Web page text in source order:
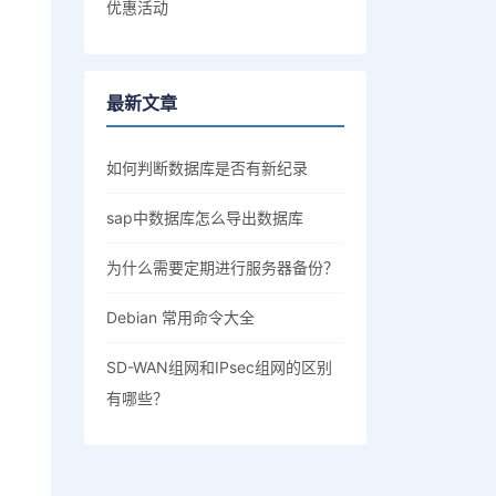
优惠活动
最新文章
如何判断数据库是否有新纪录
sap中数据库怎么导出数据库
为什么需要定期进行服务器备份？
Debian 常用命令大全
SD-WAN组网和IPsec组网的区别
有哪些？